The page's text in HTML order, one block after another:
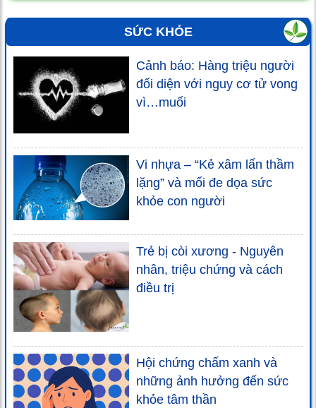
SỨC KHỎE
Cảnh báo: Hàng triệu người
đối diện với nguy cơ tử vong
vì…muối
Vi nhựa – “Kẻ xâm lấn thầm
lặng” và mối đe dọa sức
khỏe con người
Trẻ bị còi xương - Nguyên
nhân, triệu chứng và cách
điều trị
Hội chứng chấm xanh và
những ảnh hưởng đến sức
khỏe tâm thần